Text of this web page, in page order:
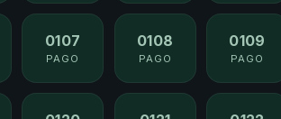
0107
PAGO
0108
PAGO
0109
PAGO